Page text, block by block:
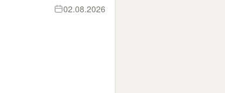
02.08.2026